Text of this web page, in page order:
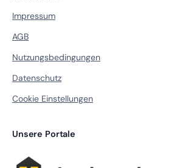
Impressum
AGB
Nutzungsbedingungen
Datenschutz
Cookie Einstellungen
Unsere Portale